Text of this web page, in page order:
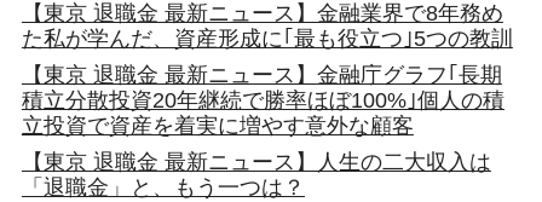
【東京 退職金 最新ニュース】金融業界で8年務め
た私が学んだ、資産形成に｢最も役立つ｣5つの教訓
【東京 退職金 最新ニュース】金融庁グラフ｢長期
積立分散投資20年継続で勝率ほぼ100%｣個人の積
立投資で資産を着実に増やす意外な顧客
【東京 退職金 最新ニュース】人生の二大収入は
「退職金」と、もう一つは？